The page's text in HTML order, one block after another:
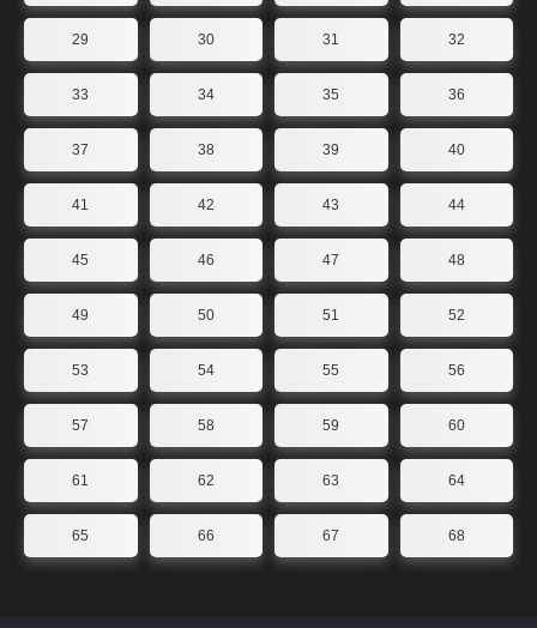
29 30 31 32
33 34 35 36
37 38 39 40
41 42 43 44
45 46 47 48
49 50 51 52
53 54 55 56
57 58 59 60
61 62 63 64
65 66 67 68